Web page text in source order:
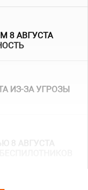
8 АВГУСТА
ИЗ-ЗА УГРОЗЫ
8 АВГУСТА